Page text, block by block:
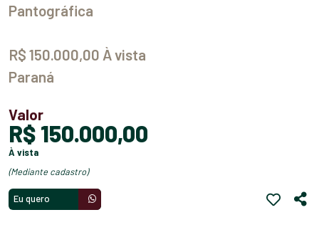
Pantográfica
R$ 150.000,00 À vista
Paraná
Valor
R$ 150.000,00
à vista
(mediante cadastro)
Eu quero